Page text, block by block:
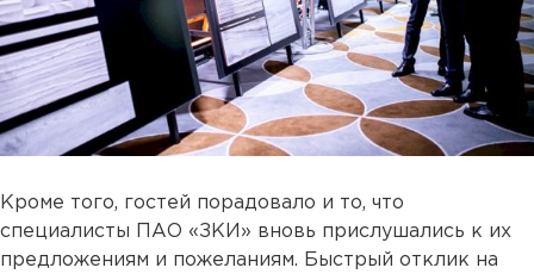
Кроме того, гостей порадовало и то, что
специалисты ПАО «ЗКИ» вновь прислушались к их
предложениям и пожеланиям. Быстрый отклик на